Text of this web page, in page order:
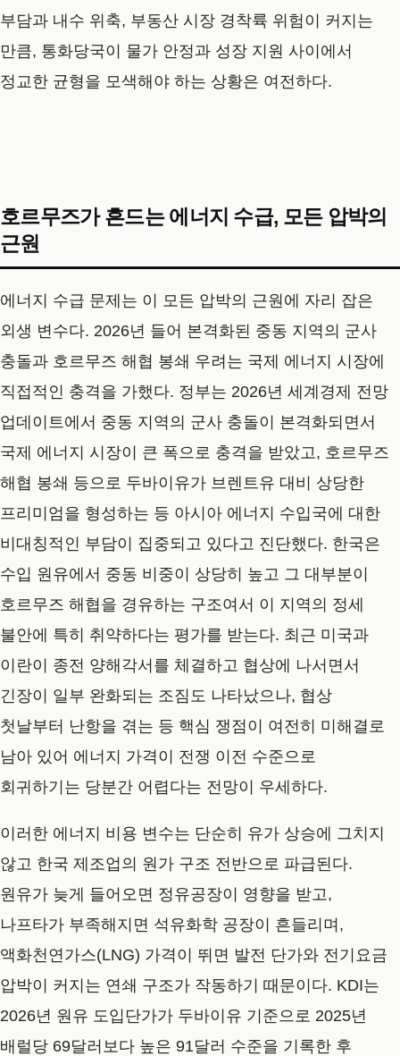
부담과 내수 위축, 부동산 시장 경착륙 위험이 커지는
만큼, 통화당국이 물가 안정과 성장 지원 사이에서
정교한 균형을 모색해야 하는 상황은 여전하다.
호르무즈가 흔드는 에너지 수급, 모든 압박의
근원
에너지 수급 문제는 이 모든 압박의 근원에 자리 잡은
외생 변수다. 2026년 들어 본격화된 중동 지역의 군사
충돌과 호르무즈 해협 봉쇄 우려는 국제 에너지 시장에
직접적인 충격을 가했다. 정부는 2026년 세계경제 전망
업데이트에서 중동 지역의 군사 충돌이 본격화되면서
국제 에너지 시장이 큰 폭으로 충격을 받았고, 호르무즈
해협 봉쇄 등으로 두바이유가 브렌트유 대비 상당한
프리미엄을 형성하는 등 아시아 에너지 수입국에 대한
비대칭적인 부담이 집중되고 있다고 진단했다. 한국은
수입 원유에서 중동 비중이 상당히 높고 그 대부분이
호르무즈 해협을 경유하는 구조여서 이 지역의 정세
불안에 특히 취약하다는 평가를 받는다. 최근 미국과
이란이 종전 양해각서를 체결하고 협상에 나서면서
긴장이 일부 완화되는 조짐도 나타났으나, 협상
첫날부터 난항을 겪는 등 핵심 쟁점이 여전히 미해결로
남아 있어 에너지 가격이 전쟁 이전 수준으로
회귀하기는 당분간 어렵다는 전망이 우세하다.
이러한 에너지 비용 변수는 단순히 유가 상승에 그치지
않고 한국 제조업의 원가 구조 전반으로 파급된다.
원유가 늦게 들어오면 정유공장이 영향을 받고,
나프타가 부족해지면 석유화학 공장이 흔들리며,
액화천연가스(LNG) 가격이 뛰면 발전 단가와 전기요금
압박이 커지는 연쇄 구조가 작동하기 때문이다. KDI는
2026년 원유 도입단가가 두바이유 기준으로 2025년
배럴당 69달러보다 높은 91달러 수준을 기록한 후